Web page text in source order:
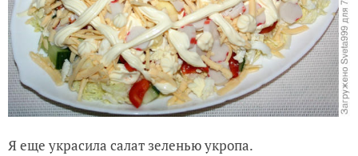
Я еще украсила салат зеленью укропа.